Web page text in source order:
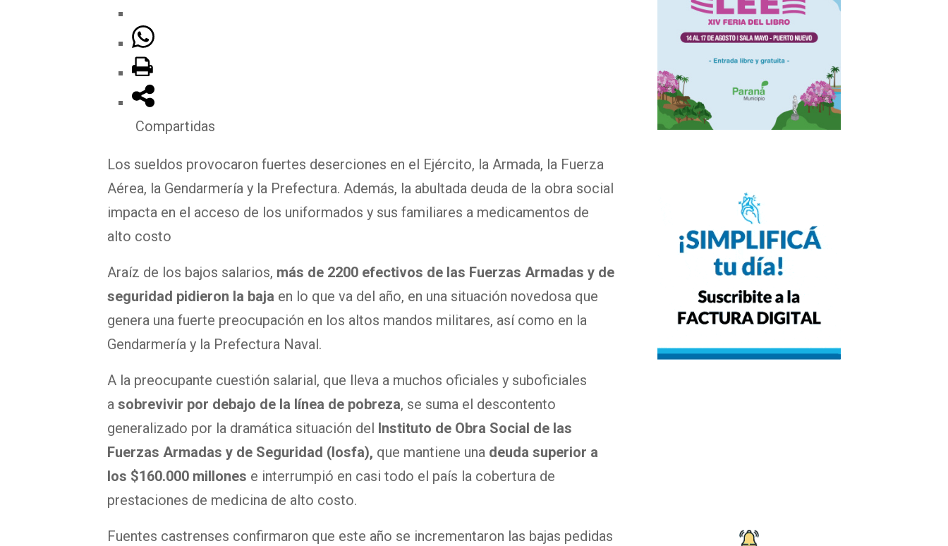
Compartidas
Los sueldos provocaron fuertes deserciones en el Ejército, la Armada, la Fuerza
Aérea, la Gendarmería y la Prefectura. Además, la abultada deuda de la obra social
impacta en el acceso de los uniformados y sus familiares a medicamentos de
alto costo
Araíz de los bajos salarios, más de 2200 efectivos de las Fuerzas Armadas y de
seguridad pidieron la baja en lo que va del año, en una situación novedosa que
genera una fuerte preocupación en los altos mandos militares, así como en la
Gendarmería y la Prefectura Naval.
A la preocupante cuestión salarial, que lleva a muchos oficiales y suboficiales
a sobrevivir por debajo de la línea de pobreza, se suma el descontento
generalizado por la dramática situación del Instituto de Obra Social de las
Fuerzas Armadas y de Seguridad (Iosfa), que mantiene una deuda superior a
los $160.000 millones e interrumpió en casi todo el país la cobertura de
prestaciones de medicina de alto costo.
Fuentes castrenses confirmaron que este año se incrementaron las bajas pedidas